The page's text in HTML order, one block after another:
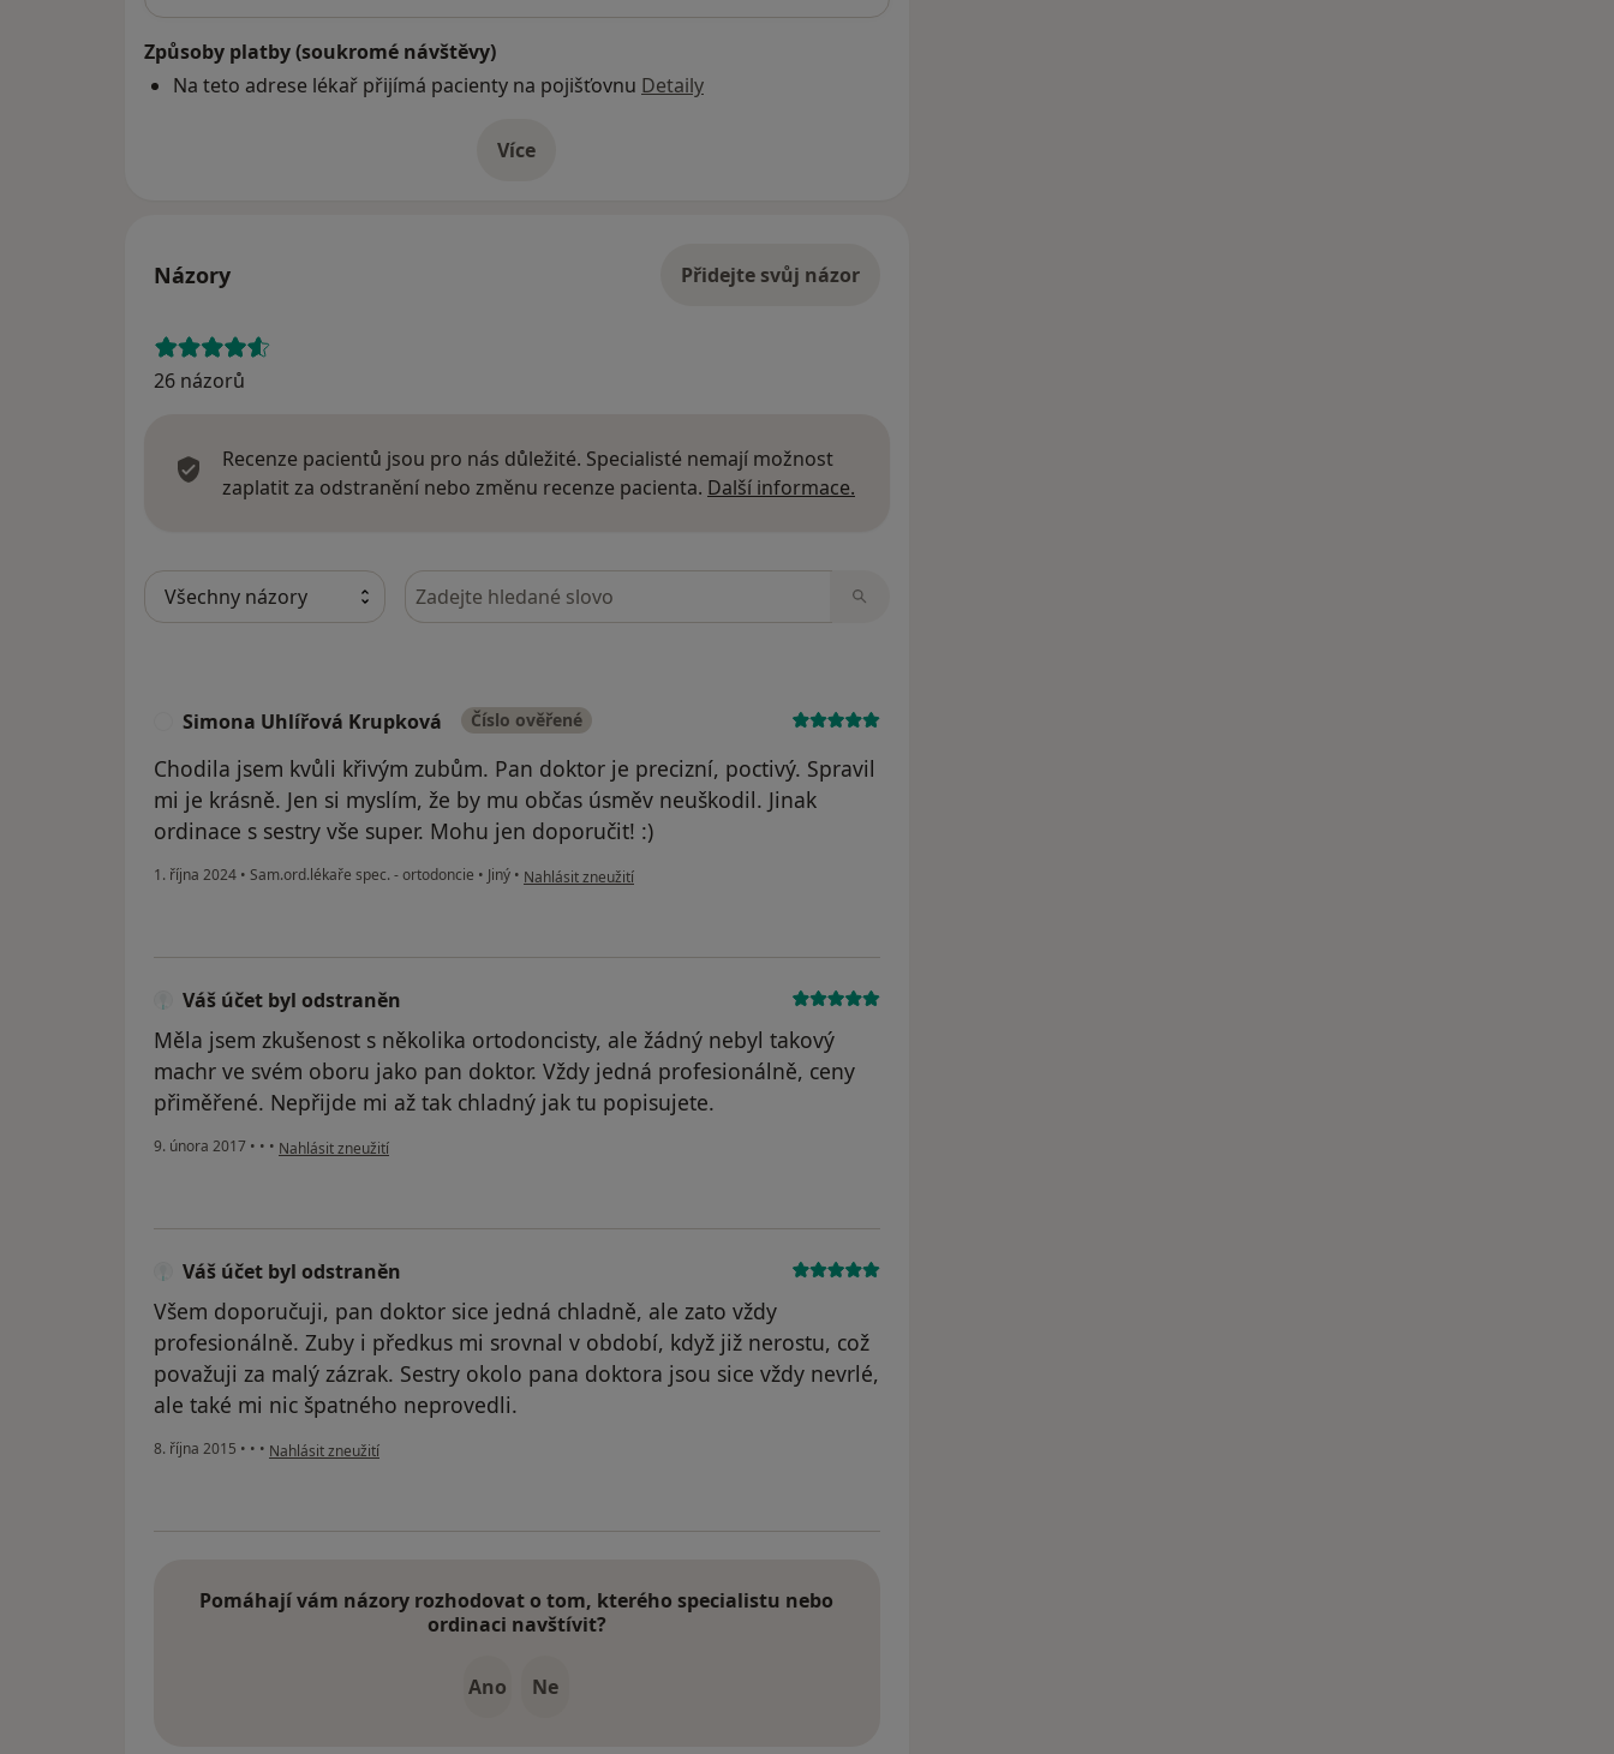
Způsoby platby (soukromé návštěvy)
Na teto adrese lékař přijímá pacienty na pojišťovnu Detaily
Víceo adrese
Názory Přidejte svůj názor
26 názorů
Recenze pacientů jsou pro nás důležité. Specialisté nemají možnost
zaplatit za odstranění nebo změnu recenze pacienta. Další informace.
Hledejte v názorech
Simona Uhlířová Krupková Číslo ověřené
Chodila jsem kvůli křivým zubům. Pan doktor je precizní, poctivý. Spravil
mi je krásně. Jen si myslím, že by mu občas úsměv neuškodil. Jinak
ordinace s sestry vše super. Mohu jen doporučit! :)
1. října 2024 • Sam.ord.lékaře spec. - ortodoncie • Jiný • podle názoru uživatele Simona Uhlířová Krupková
Nahlásit zneužití
Váš účet byl odstraněn
Měla jsem zkušenost s několika ortodoncisty, ale žádný nebyl takový
machr ve svém oboru jako pan doktor. Vždy jedná profesionálně, ceny
přiměřené. Nepřijde mi až tak chladný jak tu popisujete.
9. února 2017 • • • podle názoru uživatele Váš účet byl odstraněn
Nahlásit zneužití
Váš účet byl odstraněn
Všem doporučuji, pan doktor sice jedná chladně, ale zato vždy
profesionálně. Zuby i předkus mi srovnal v období, když již nerostu, což
považuji za malý zázrak. Sestry okolo pana doktora jsou sice vždy nevrlé,
ale také mi nic špatného neprovedli.
8. října 2015 • • • podle názoru uživatele Váš účet byl odstraněn
Nahlásit zneužití
Pomáhají vám názory rozhodovat o tom, kterého specialistu nebo
ordinaci navštívit?
Ano Ne